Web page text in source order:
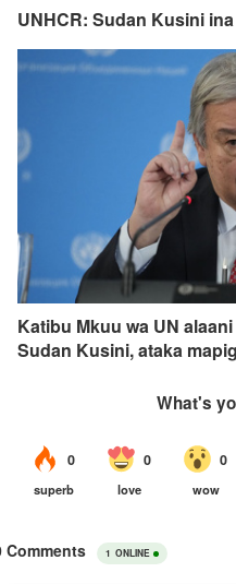
UNHCR: Sudan Kusini
Katibu Mkuu wa UN
Sudan Kusini, ataka